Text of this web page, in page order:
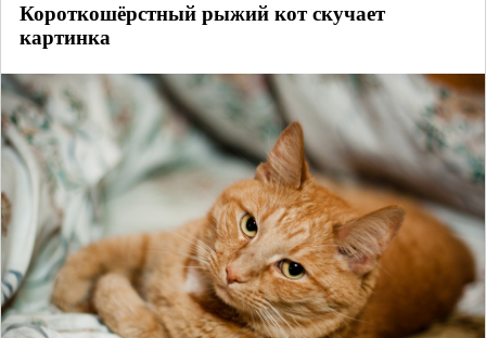
Короткошёрстный рыжий кот скучает
картинка